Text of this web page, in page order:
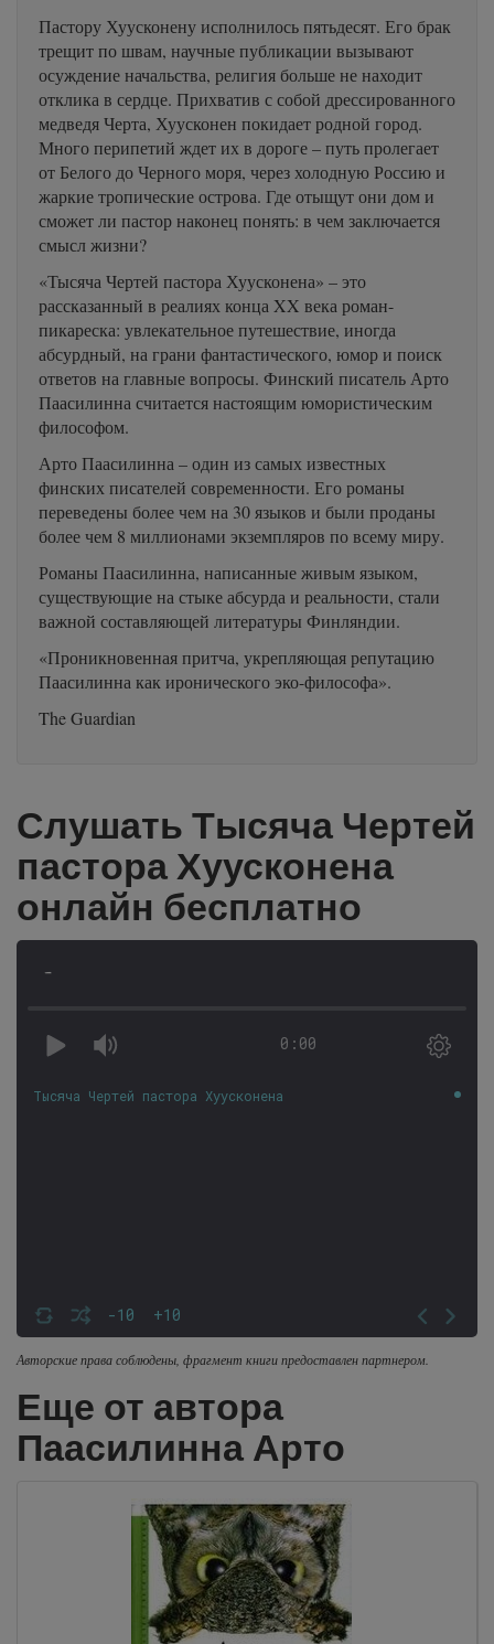
Пастору Хуусконену исполнилось пятьдесят. Его брак
трещит по швам, научные публикации вызывают
осуждение начальства, религия больше не находит
отклика в сердце. Прихватив с собой дрессированного
медведя Черта, Хуусконен покидает родной город.
Много перипетий ждет их в дороге – путь пролегает
от Белого до Черного моря, через холодную Россию и
жаркие тропические острова. Где отыщут они дом и
сможет ли пастор наконец понять: в чем заключается
смысл жизни?
«Тысяча Чертей пастора Хуусконена» – это
рассказанный в реалиях конца XX века роман-
пикареска: увлекательное путешествие, иногда
абсурдный, на грани фантастического, юмор и поиск
ответов на главные вопросы. Финский писатель Арто
Паасилинна считается настоящим юмористическим
философом.
Арто Паасилинна – один из самых известных
финских писателей современности. Его романы
переведены более чем на 30 языков и были проданы
более чем 8 миллионами экземпляров по всему миру.
Романы Паасилинна, написанные живым языком,
существующие на стыке абсурда и реальности, стали
важной составляющей литературы Финляндии.
«Проникновенная притча, укрепляющая репутацию
Паасилинна как иронического эко-философа».
The Guardian
Слушать Тысяча Чертей
пастора Хуусконена
онлайн бесплатно
-
0:00
-10 +10
Тысяча Чертей пастора Хуусконена
Авторские права соблюдены, фрагмент книги предоставлен партнером.
Еще от автора
Паасилинна Арто